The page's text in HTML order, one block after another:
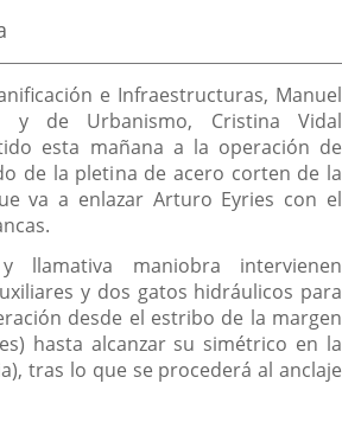
externa.externa.
e Infraestructuras, Manuel
y de Urbanismo, Cristina Vidal
esta mañana a la operación de
de la pletina de acero corten de la
va a enlazar Arturo Eyries con el
llamativa maniobra intervienen
y dos gatos hidráulicos para
desde el estribo de la margen
hasta alcanzar su simétrico en la
tras lo que se procederá al anclaje